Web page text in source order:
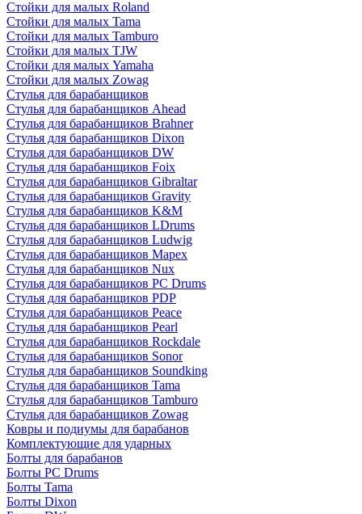
Стойки для малых Roland
Стойки для малых Tama
Стойки для малых Tamburo
Стойки для малых TJW
Стойки для малых Yamaha
Стойки для малых Zowag
Стулья для барабанщиков
Стулья для барабанщиков Ahead
Стулья для барабанщиков Brahner
Стулья для барабанщиков Dixon
Стулья для барабанщиков DW
Стулья для барабанщиков Foix
Стулья для барабанщиков Gibraltar
Стулья для барабанщиков Gravity
Стулья для барабанщиков K&M
Стулья для барабанщиков LDrums
Стулья для барабанщиков Ludwig
Стулья для барабанщиков Mapex
Стулья для барабанщиков Nux
Стулья для барабанщиков PC Drums
Стулья для барабанщиков PDP
Стулья для барабанщиков Peace
Стулья для барабанщиков Pearl
Стулья для барабанщиков Rockdale
Стулья для барабанщиков Sonor
Стулья для барабанщиков Soundking
Стулья для барабанщиков Tama
Стулья для барабанщиков Tamburo
Стулья для барабанщиков Zowag
Ковры и подиумы для барабанов
Комплектующие для ударных
Болты для барабанов
Болты PC Drums
Болты Tama
Болты Dixon